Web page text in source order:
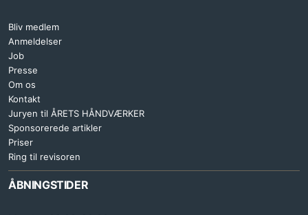
Bliv medlem
Anmeldelser
Job
Presse
Om os
Kontakt
Juryen til ÅRETS HÅNDVÆRKER
Sponsorerede artikler
Priser
Ring til revisoren
ÅBNINGSTIDER